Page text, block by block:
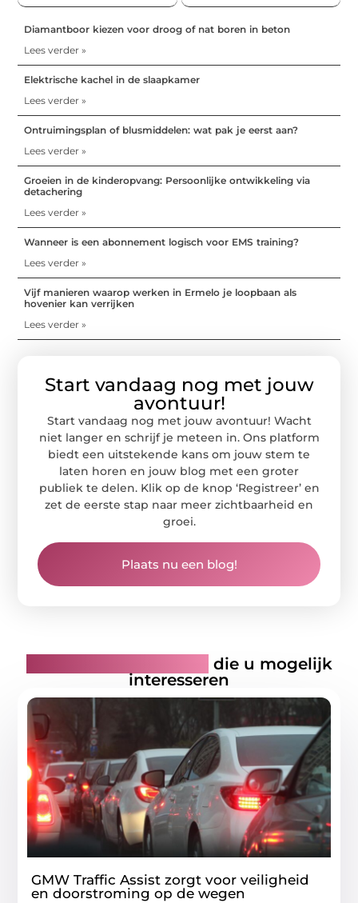
Diamantboor kiezen voor droog of nat boren in beton
Lees verder »
Elektrische kachel in de slaapkamer
Lees verder »
Ontruimingsplan of blusmiddelen: wat pak je eerst aan?
Lees verder »
Groeien in de kinderopvang: Persoonlijke ontwikkeling via
detachering
Lees verder »
Wanneer is een abonnement logisch voor EMS training?
Lees verder »
Vijf manieren waarop werken in Ermelo je loopbaan als
hovenier kan verrijken
Lees verder »
Start vandaag nog met jouw
avontuur!
Start vandaag nog met jouw avontuur! Wacht
niet langer en schrijf je meteen in. Ons platform
biedt een uitstekende kans om jouw stem te
laten horen en jouw blog met een groter
publiek te delen. Klik op de knop ‘Registreer’ en
zet de eerste stap naar meer zichtbaarheid en
groei.
Plaats nu een blog!
die u mogelijk
interesseren
GMW Traffic Assist zorgt voor veiligheid
en doorstroming op de wegen